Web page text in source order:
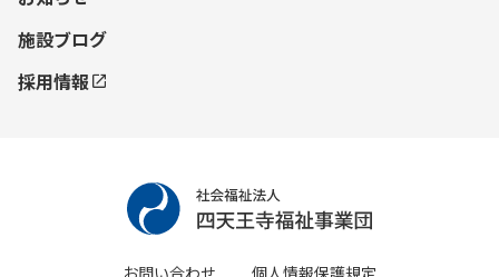
施設ブログ
採用情報